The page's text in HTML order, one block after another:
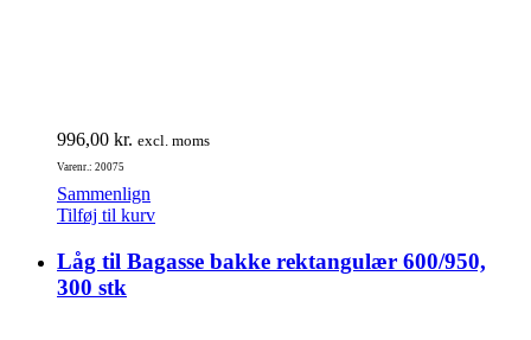
996,00 kr. excl. moms
Varenr.: 20075
Sammenlign
Tilføj til kurv
Låg til Bagasse bakke rektangulær 600/950,
300 stk